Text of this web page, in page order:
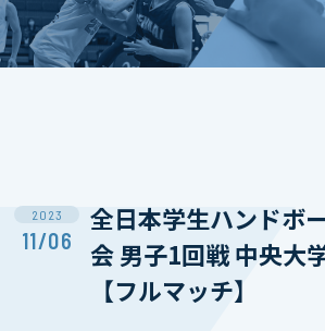
2023
11/06
全日本学生ハンドボ
会 男子1回戦 中央大
【フルマッチ】